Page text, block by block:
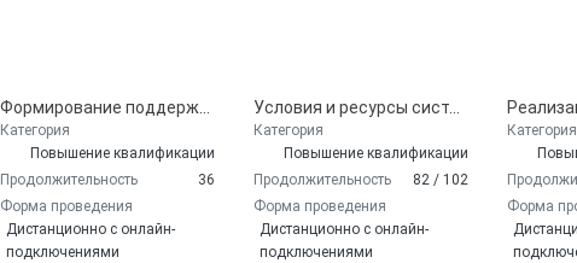
Формирование поддерживающей среды и навыков жизнестойкости в классном коллективе как условие профилактики негативных социальных явлений
Категория
Повышение квалификации
Продолжительность
36
Форма проведения
Дистанционно с онлайн-
подключениями
Условия и ресурсы системы образования в профилактике негативных социальных явлений. Ресоциализация подростков. Модуль «Психолого-педагогическое сопровождение детей участников (ветеранов) Специальной военной операции в образовательной организации»
Категория
Повышение квалификации
Продолжительность
82 / 102
Форма проведения
Дистанционно с онлайн-
подключениями
Категория
Форма